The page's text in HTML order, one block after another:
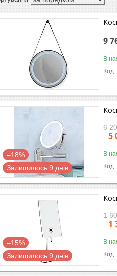
9
В
–18%
Залишилось 9 днів
6
5
В
–15%
Залишилось 9 днів
1
1
В